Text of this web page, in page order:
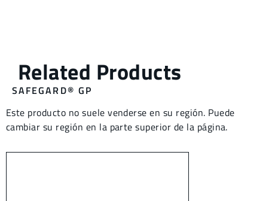
SAFEGARD® GP
Este producto no suele venderse en su región. Puede
cambiar su región en la parte superior de la página.